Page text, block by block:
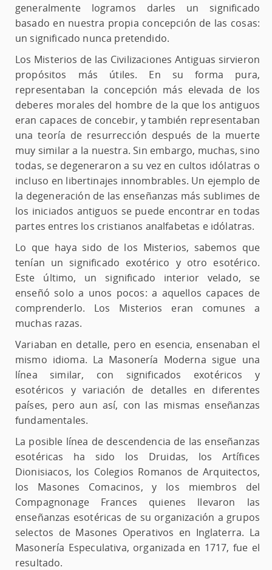
generalmente logramos darles un significado
basado en nuestra propia concepción de las cosas:
un significado nunca pretendido.
Los Misterios de las Civilizaciones Antiguas sirvieron
propósitos más útiles. En su forma pura,
representaban la concepción más elevada de los
deberes morales del hombre de la que los antiguos
eran capaces de concebir, y también representaban
una teoría de resurrección después de la muerte
muy similar a la nuestra. Sin embargo, muchas, sino
todas, se degeneraron a su vez en cultos idólatras o
incluso en libertinajes innombrables. Un ejemplo de
la degeneración de las enseñanzas más sublimes de
los iniciados antiguos se puede encontrar en todas
partes entres los cristianos analfabetas e idólatras.
Lo que haya sido de los Misterios, sabemos que
tenían un significado exotérico y otro esotérico.
Este último, un significado interior velado, se
enseñó solo a unos pocos: a aquellos capaces de
comprenderlo. Los Misterios eran comunes a
muchas razas.
Variaban en detalle, pero en esencia, ensenaban el
mismo idioma. La Masonería Moderna sigue una
línea similar, con significados exotéricos y
esotéricos y variación de detalles en diferentes
países, pero aun así, con las mismas enseñanzas
fundamentales.
La posible línea de descendencia de las enseñanzas
esotéricas ha sido los Druidas, los Artífices
Dionisiacos, los Colegios Romanos de Arquitectos,
los Masones Comacinos, y los miembros del
Compagnonage Frances quienes llevaron las
enseñanzas esotéricas de su organización a grupos
selectos de Masones Operativos en Inglaterra. La
Masonería Especulativa, organizada en 1717, fue el
resultado.